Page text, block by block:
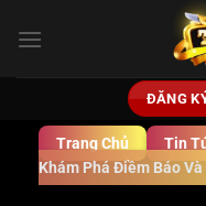
qua
ĐĂNG
Trang Chủ Tin
Khám Phá Điềm Báo